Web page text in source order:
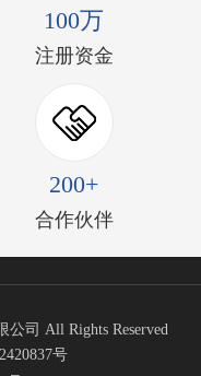
100万
注册资金
200+
合作伙伴
公司 All Rights Reserved
号